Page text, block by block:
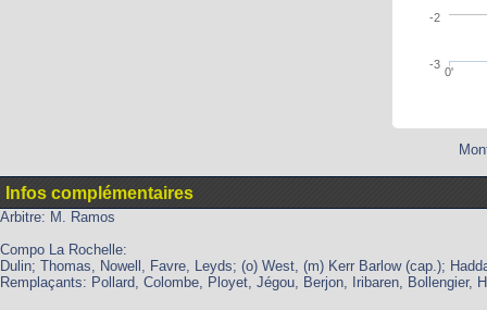
0'
-3
-2
Infos complémentaires
Arbitre: M. Ramos
Compo La Rochelle:
Dulin; Thomas, Nowell, Favre, Leyds; (o) West, (m) Kerr Barlow (cap.);
Remplaçants: Pollard, Colombe, Ployet, Jégou, Berjon, Iribaren, Bollengier,